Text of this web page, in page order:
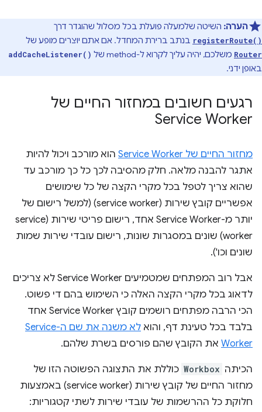
הערה: השיטה שלמעלה פועלת בכל מסלול שהוגדר דרך
registerRoute() בנתב ברירת המחדל. אם אתם יוצרים מופע של
Router משלכם, יהיה עליך לקרוא ל-method של addCacheListener()
באופן ידני.
רגעים חשובים במחזור החיים של
Service Worker
מחזור החיים של Service Worker
הוא מורכב ויכול להיות
אתגר להבנה מלאה. חלק מהסיבה לכך כל כך מורכב עד
שהוא צריך לטפל בכל מקרי הקצה של כל שימושים
אפשריים קובץ שירות (service worker) (למשל רישום של
יותר מ-Service Worker אחד, רישום פריטי שירות (service
worker) שונים במסגרות שונות, רישום עובדי שירות שמות
שונים וכו').
אבל רוב המפתחים שמטמיעים Service Worker לא צריכים
לדאוג בכל מקרי הקצה האלה כי השימוש בהם די פשוט.
הכי הרבה מפתחים רושמים קובץ Service Worker אחד
בלבד בכל טעינת דף, והוא
לא משנה את שם ה-Service
Worker את הקובץ שהם פורסים בשרת שלהם.
הכיתה Workbox כוללת את התצוגה הפשוטה הזו של
מחזור החיים של קובץ שירות (service worker) באמצעות
חלוקת כל ההרשמות של עובדי שירות לשתי קטגוריות: